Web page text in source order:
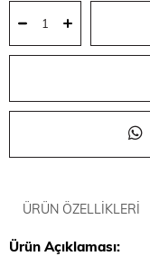
ÜRÜN ÖZELLIKLERI
Ürün Açıklaması: